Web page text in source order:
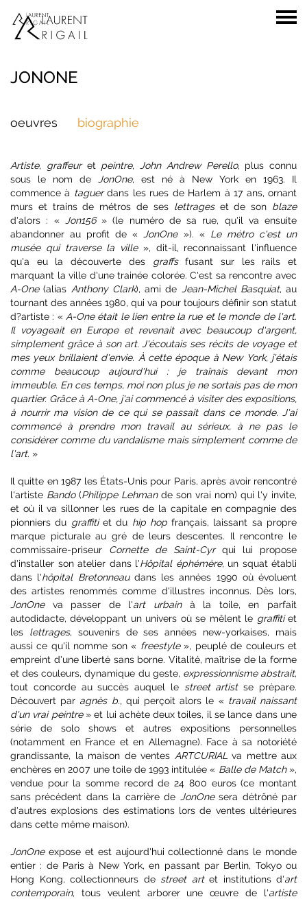
JONONE
oeuvres biographie
Artiste, graffeuret peintre, John Andrew Perello, plus connu
sous le nom de
JonOne, est né à New York en 1963. Il
commence à taguerdans les rues de Harlem à 17 ans, ornant
murs et trains de métros de ses lettrageset de son blaze
d'alors : «
Jon156» (le numéro de sa rue, qu'il va ensuite
abandonner au profit de «
JonOne»). « Le métro c'est un
musée qui traverse la ville», dit-il, reconnaissant l'influence
qu'a eu la découverte des graffsfusant sur les rails et
marquant la ville d'une trainée colorée. C'est sa rencontre avec
A-One(alias Anthony Clark), ami de Jean-Michel Basquiat, au
tournant des années 1980, qui va pour toujours définir son statut
d?artiste : « A-One était le lien entre la rue et le monde de l'art.
Il voyageait en Europe et revenait avec beaucoup d'argent,
simplement grâce à son art. J'écoutais ses récits de voyage et
mes yeux brillaient d'envie. À cette époque à New York, j'étais
comme beaucoup aujourd'hui : je traînais devant mon
immeuble. En ces temps, moi non plus je ne sortais pas de mon
quartier. Grâce à A-One, j'ai commencé à visiter des expositions,
à nourrir ma vision de ce qui se passait dans ce monde. J'ai
commencé à prendre mon travail au sérieux, à ne pas le
considérer comme du vandalisme mais simplement comme de
l'art. »
Il quitte en 1987 les États-Unis pour Paris, après avoir rencontré
l'artiste Bando(Philippe Lehmande son vrai nom) qui l'y invite,
et où il va sillonner les rues de la capitale en compagnie des
pionniers du graffitiet du hip hopfrançais, laissant sa propre
marque picturale au gré de leurs descentes. Il rencontre le
commissaire-priseur Cornette de Saint-Cyrqui lui propose
d'installer son atelier dans l'Hôpital éphémère, un squat établi
dans l'hôpital Bretonneaudans les années 1990 où évoluent
des artistes renommés comme d'illustres inconnus. Dès lors,
JonOneva passer de l'art urbainà la toile, en parfait
autodidacte, développant un univers où se mêlent le graffitiet
les lettrages, souvenirs de ses années new-yorkaises, mais
aussi ce qu'il nomme son « freestyle», peuplé de couleurs et
empreint d'une liberté sans borne. Vitalité, maîtrise de la forme
et des couleurs, dynamique du geste, expressionnisme abstrait,
tout concorde au succès auquel le street artistse prépare.
Découvert par agnès b., qui perçoit alors le « travail naissant
d'un vrai peintre» et lui achète deux toiles, il se lance dans une
série de solo shows et autres expositions personnelles
(notamment en France et en Allemagne). Face à sa notoriété
grandissante, la maison de ventes ARTCURIAL va mettre aux
enchères en 2007 une toile de 1993 intitulée « Balle de Match»,
vendue pour la somme record de 24 800 euros (ce montant
sans précédent dans la carrière de
JonOnesera détrôné par
d'autres explosions des estimations lors de ventes ultérieures
dans cette même maison).
JonOneexpose et est aujourd'hui collectionné dans le monde
entier : de Paris à New York, en passant par Berlin, Tokyo ou
Hong Kong, collectionneurs de street artet institutions d'art
contemporain, tous veulent arborer une œuvre de l'artiste